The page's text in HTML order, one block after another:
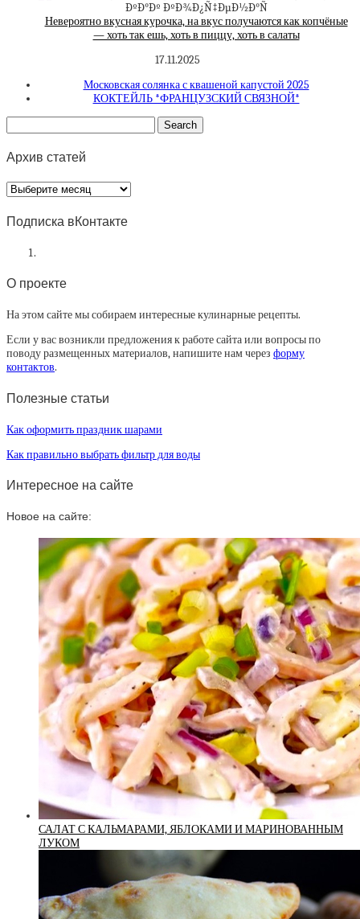
Невероятно вкусная курочка, на вкус получаются как копчёные
— хоть так ешь, хоть в пиццу, хоть в салаты
17.11.2025
Московская солянка с квашеной капустой 2025
КОКТЕЙЛЬ *ФРАНЦУЗСКИЙ СВЯЗНОЙ*
Архив статей
Архив
статей
Подписка вКонтакте
О проекте
На этом сайте мы собираем интересные кулинарные рецепты.
Если у вас возникли предложения к работе сайта или вопросы по
поводу размещенных материалов, напишите нам через форму
контактов.
Полезные статьи
Как оформить праздник шарами
Как правильно выбрать фильтр для воды
Интересное на сайте
Новое на сайте:
САЛАТ С КАЛЬМАРАМИ, ЯБЛОКАМИ И МАРИНОВАННЫМ
ЛУКОМ